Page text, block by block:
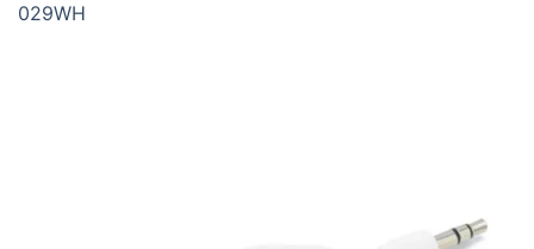
029WH